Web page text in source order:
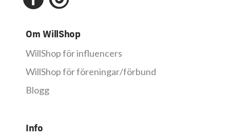
Om WillShop
WillShop för influencers
WillShop för föreningar/förbund
Blogg
Info